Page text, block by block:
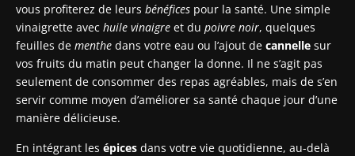
vous profiterez de leurs bénéfices pour la santé. Une simple
vinaigrette avec huile vinaigre et du poivre noir, quelques
feuilles de menthe dans votre eau ou l’ajout de cannelle sur
vos fruits du matin peut changer la donne. Il ne s’agit pas
seulement de consommer des repas agréables, mais de s’en
servir comme moyen d’améliorer sa santé chaque jour d’une
manière délicieuse.
En intégrant les épices dans votre vie quotidienne, au-delà